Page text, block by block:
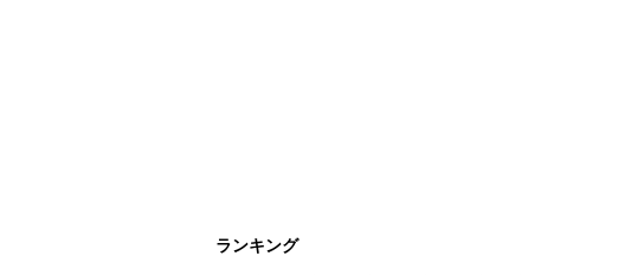
ランキング